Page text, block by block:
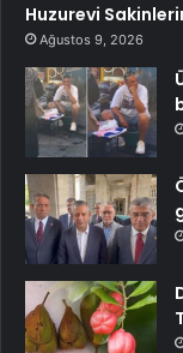
Huzurevi
Ağustos 9, 2026